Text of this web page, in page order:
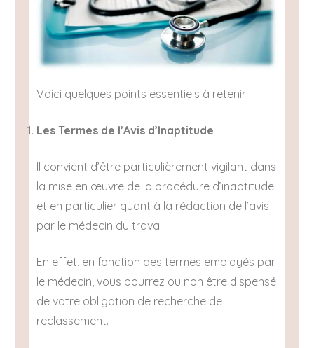
Voici quelques points essentiels à retenir :
Les Termes de l’Avis d’Inaptitude
Il convient d’être particulièrement vigilant dans
la mise en œuvre de la procédure d’inaptitude
et en particulier quant à la rédaction de l’avis
par le médecin du travail.
En effet, en fonction des termes employés par
le médecin, vous pourrez ou non être dispensé
de votre obligation de recherche de
reclassement.